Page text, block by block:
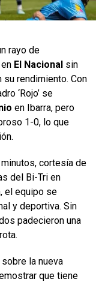
rayo de
El Nacional sin
rendimiento. Con
‘Rojo’ se
en Ibarra, pero
1-0, lo que
cortesía de
del Bi-Tri en
el equipo se
y deportiva. Sin
padecieron una
la nueva
que tiene